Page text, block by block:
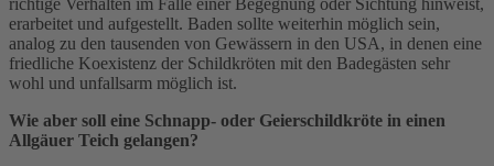
erarbeitet und aufgestellt. Baden sollte weiterhin möglich sein,
analog zu den tausenden von Gewässern in den USA, in denen eine
friedliche Koexistenz der Schildkröten mit den Badegästen sehr
wohl und unfallsarm möglich ist.
Wie aber soll eine Schnapp- oder Geierschildkröte in einen
Allgäuer Teich gelangen?